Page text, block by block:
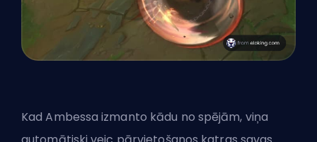
Kad Ambessa izmanto kādu no spējām, viņa